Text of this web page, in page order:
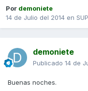
Por demoniete
14 de Julio del 2014 en
demoniete
Publicado 14 de
Buenas noches.